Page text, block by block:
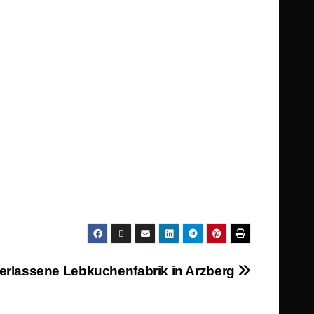
Lebkuchenfabrik in Arzberg